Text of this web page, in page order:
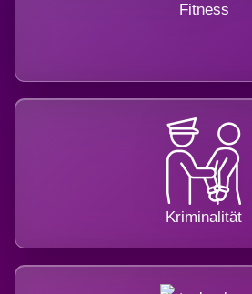
Fitness
Kriminalität